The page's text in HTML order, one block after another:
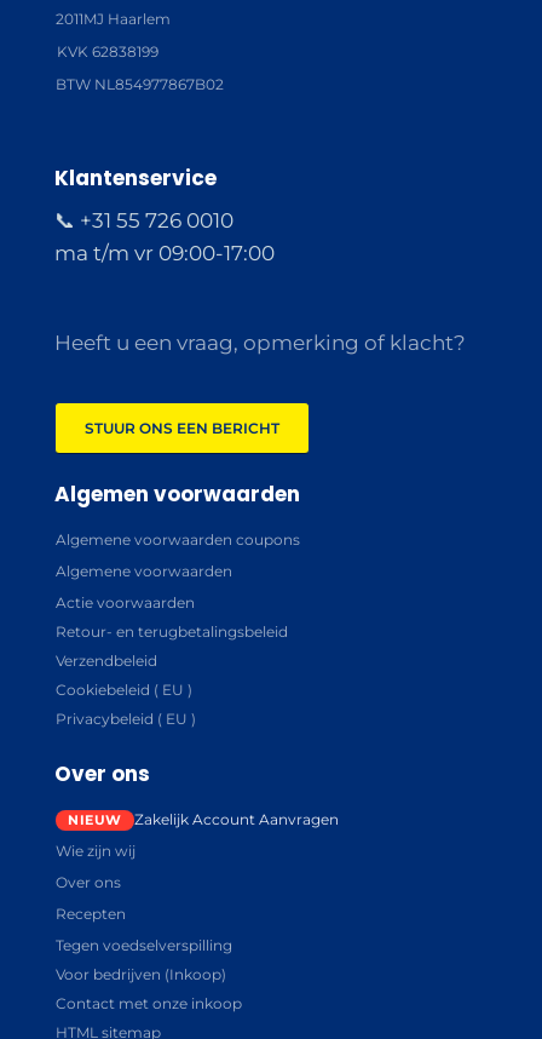
2011MJ Haarlem
KVK 62838199
BTW NL854977867B02
Klantenservice
📞 +31 55 726 0010
ma t/m vr 09:00-17:00
Heeft u een vraag, opmerking of klacht?
STUUR ONS EEN BERICHT
Algemen voorwaarden
Algemene voorwaarden coupons
Algemene voorwaarden
Actie voorwaarden
Retour- en terugbetalingsbeleid
Verzendbeleid
Cookiebeleid ( EU )
Privacybeleid ( EU )
Over ons
Zakelijk Account Aanvragen
Wie zijn wij
Over ons
Recepten
Tegen voedselverspilling
Voor bedrijven (Inkoop)
Contact met onze inkoop
HTML sitemap